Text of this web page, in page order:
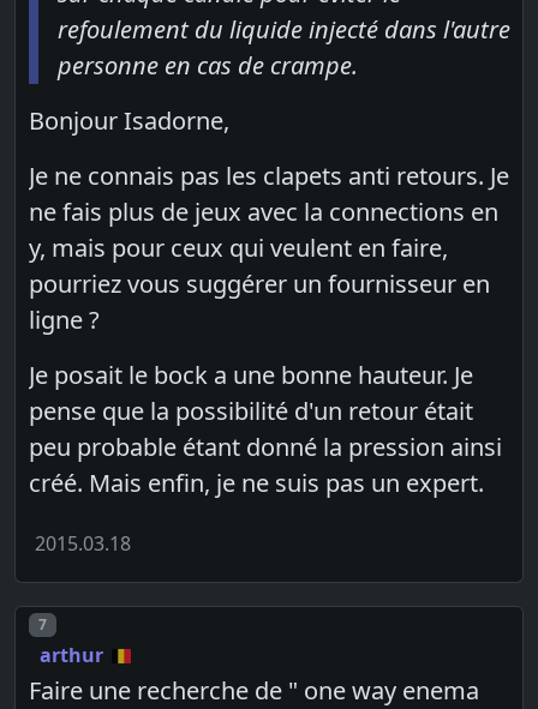
refoulement du liquide injecté dans l'autre
personne en cas de crampe.
Bonjour Isadorne,
Je ne connais pas les clapets anti retours. Je
ne fais plus de jeux avec la connections en
y, mais pour ceux qui veulent en faire,
pourriez vous suggérer un fournisseur en
ligne ?
Je posait le bock a une bonne hauteur. Je
pense que la possibilité d'un retour était
peu probable étant donné la pression ainsi
créé. Mais enfin, je ne suis pas un expert.
2015.03.18
Post number
7
arthur
Faire une recherche de " one way enema